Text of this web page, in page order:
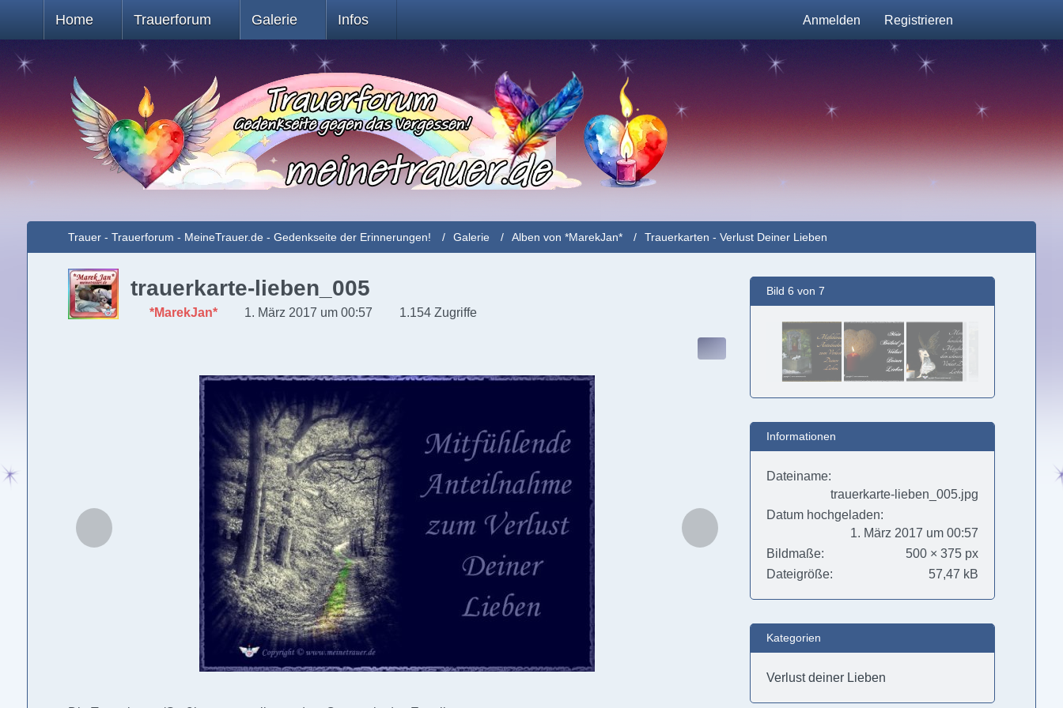
Home Trauerforum Galerie Infos Anmelden Registrieren
Trauer - Trauerforum - MeineTrauer.de - Gedenkseite der Erinnerungen! Galerie Alben von *MarekJan* Trauerkarten - Verlust Deiner Lieben
trauerkarte-lieben_005
*MarekJan* 1. März 2017 um 00:57 1.154 Zugriffe
Bild 6 von 7
Informationen
Dateiname
trauerkarte-lieben_005.jpg
Datum hochgeladen
1. März 2017 um 00:57
Bildmaße
500 × 375 px
Dateigröße
57,47 kB
Kategorien
Verlust deiner Lieben